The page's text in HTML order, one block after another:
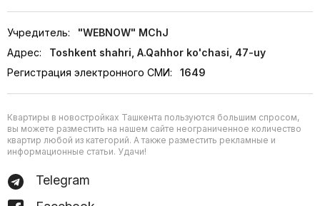
Учредитель:
"WEBNOW" MChJ
Адрес:
Toshkent shahri, A.Qahhor ko'chasi, 47-uy
Регистрация электронного СМИ:
1649
Квартиры в новостройках Ташкента пользуются большим спросом,
вы можете разместить на нашем сайте неограниченное количество
квартир любой из категорий. А также разместить рекламные и
информационные статьи. Удачи!
Telegram